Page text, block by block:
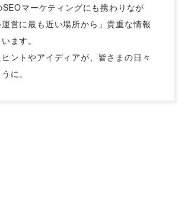
マーケティングにも携わりなが
営に最も近い場所から」貴重な情報
ます。
ントやアイディアが、皆さまの日々
に。